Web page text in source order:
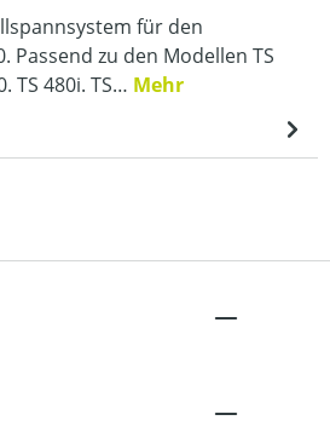
für den
Passend zu den Modellen TS
TS 480i. TS… Mehr